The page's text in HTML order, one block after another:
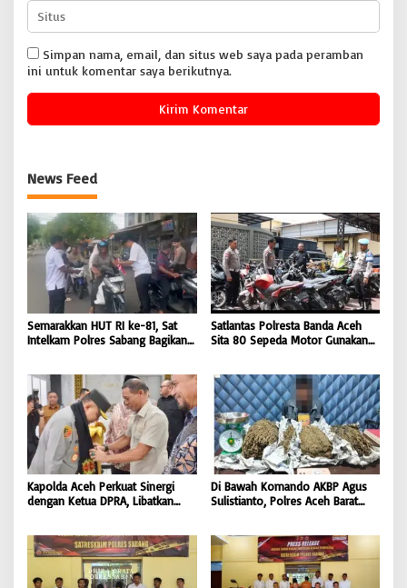
Simpan nama, email, dan situs web saya pada peramban
ini untuk komentar saya berikutnya.
News Feed
Semarakkan HUT RI ke-81, Sat
Intelkam Polres Sabang Bagikan
BONGKAR’Perkara.com
Satlantas Polresta Banda Aceh
Sita 80 Sepeda Motor Gunakan
Kapolda Aceh Perkuat Sinergi
dengan Ketua DPRA, Libatkan
Pembangunan Aceh |
BONGKAR’Perkara.com
Di Bawah Komando AKBP Agus
Sulistianto, Polres Aceh Barat
BONGKAR ‘Perkara.com